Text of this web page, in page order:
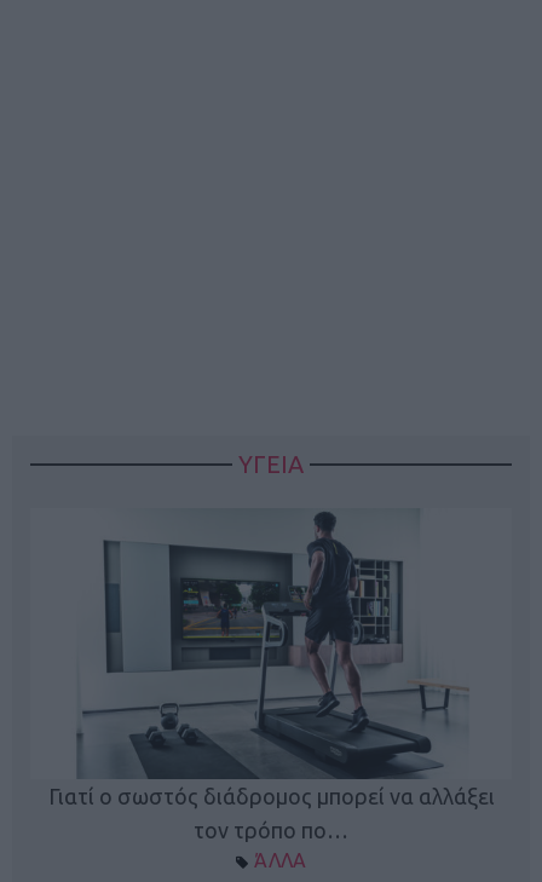
ΥΓΕΙΑ
Γιατί ο σωστός διάδρομος μπορεί να αλλάξει
τον τρόπο πο…
ΆΛΛΑ